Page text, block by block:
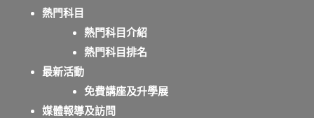
熱門科目
熱門科目介紹
熱門科目排名
最新活動
免費講座及升學展
媒體報導及訪問